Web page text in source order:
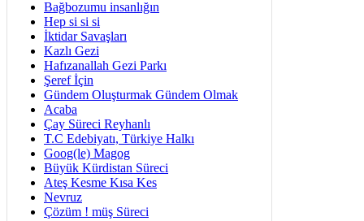
Bağbozumu insanlığın
Hep si si si
İktidar Savaşları
Kazlı Gezi
Hafızanallah Gezi Parkı
Şeref İçin
Gündem Oluşturmak Gündem Olmak
Acaba
Çay Süreci Reyhanlı
T.C Edebiyatı, Türkiye Halkı
Goog(le) Magog
Büyük Kürdistan Süreci
Ateş Kesme Kısa Kes
Nevruz
Çözüm ! müş Süreci